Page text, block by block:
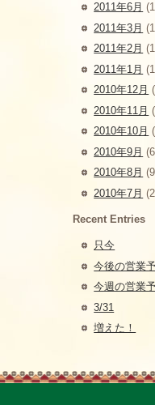
2011年6月
2011年3月
2011年2月
2011年1月
2010年12月
2010年11月
2010年10月
2010年9月
2010年8月
2010年7月
Recent Entries
只今
今後の営業予
今週の営業
3/31
増えた！